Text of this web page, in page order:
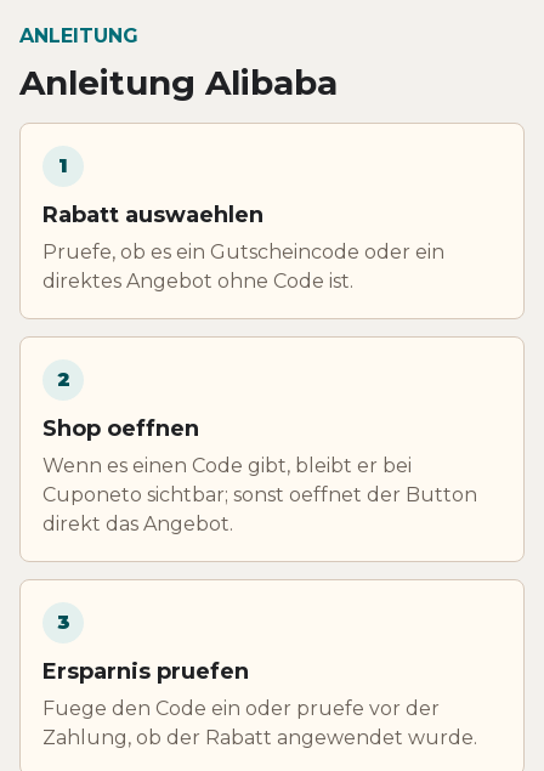
ANLEITUNG
Anleitung Alibaba
1
Rabatt auswaehlen
Pruefe, ob es ein Gutscheincode oder ein
direktes Angebot ohne Code ist.
2
Shop oeffnen
Wenn es einen Code gibt, bleibt er bei
Cuponeto sichtbar; sonst oeffnet der Button
direkt das Angebot.
3
Ersparnis pruefen
Fuege den Code ein oder pruefe vor der
Zahlung, ob der Rabatt angewendet wurde.